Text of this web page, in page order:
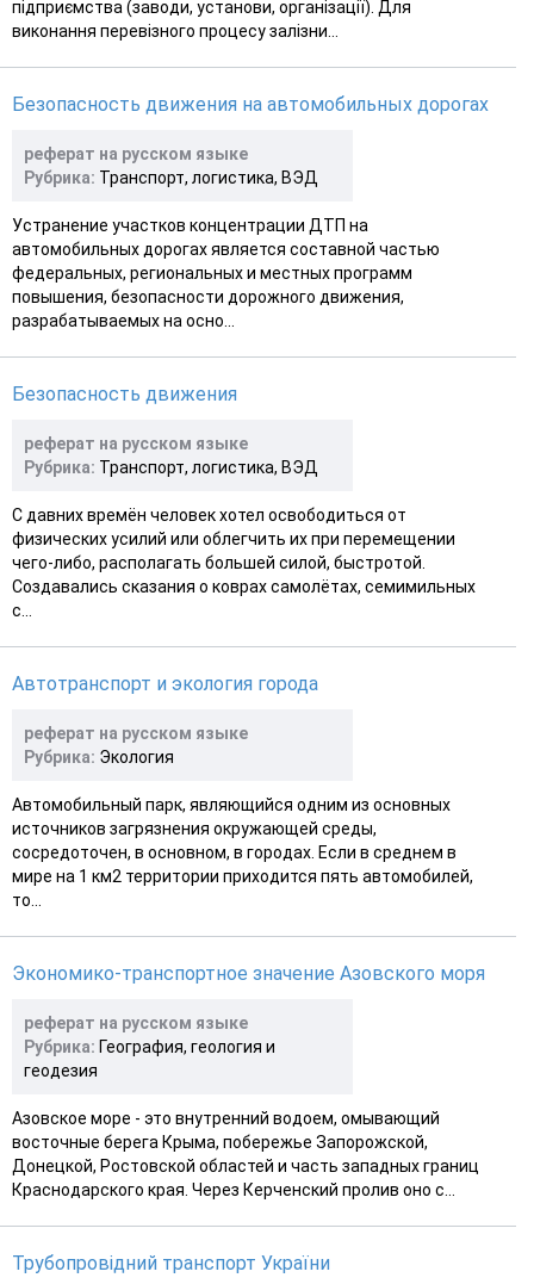
підприємства (заводи, установи, організації). Для
виконання перевізного процесу залізни...
Безопасность движения на автомобильных дорогах
реферат на русском языке
Рубрика: Транспорт, логистика, ВЭД
Устранение участков концентрации ДТП на
автомобильных дорогах является составной частью
федеральных, региональных и местных программ
повышения, безопасности дорожного движения,
разрабатываемых на осно...
Безопасность движения
реферат на русском языке
Рубрика: Транспорт, логистика, ВЭД
С давних времён человек хотел освободиться от
физических усилий или облегчить их при перемещении
чего-либо, располагать большей силой, быстротой.
Создавались сказания о коврах самолётах, семимильных
с...
Автотранспорт и экология города
реферат на русском языке
Рубрика: Экология
Автомобильный парк, являющийся одним из основных
источников загрязнения окружающей среды,
сосредоточен, в основном, в городах. Если в среднем в
мире на 1 км2 территории приходится пять автомобилей,
то...
Экономико-транспортное значение Азовского моря
реферат на русском языке
Рубрика: География, геология и
геодезия
Азовское море - это внутренний водоем, омывающий
восточные берега Крыма, побережье Запорожской,
Донецкой, Ростовской областей и часть западных границ
Краснодарского края. Через Керченский пролив оно с...
Трубопровідний транспорт України